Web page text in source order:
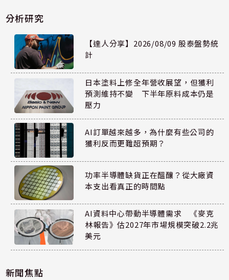
分析研究
【達人分享】2026/08/09 股泰盤勢統
計
日本塗料上修全年營收展望，但獲利
預測維持不變 下半年原料成本仍是
壓力
AI訂單越來越多，為什麼有些公司的
獲利反而更難超預期？
功率半導體缺貨正在醞釀？從大廠資
本支出看真正的時間點
AI資料中心帶動半導體需求 《麥克
林報告》估2027年市場規模突破2.2兆
美元
新聞焦點